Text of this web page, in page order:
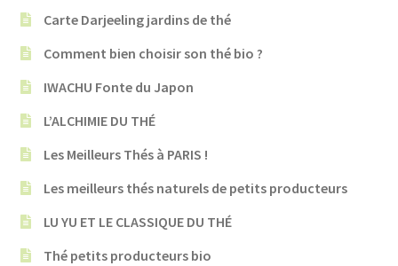
Carte Darjeeling jardins de thé
Comment bien choisir son thé bio ?
IWACHU Fonte du Japon
L’ALCHIMIE DU THÉ
Les Meilleurs Thés à PARIS !
Les meilleurs thés naturels de petits producteurs
LU YU ET LE CLASSIQUE DU THÉ
Thé petits producteurs bio